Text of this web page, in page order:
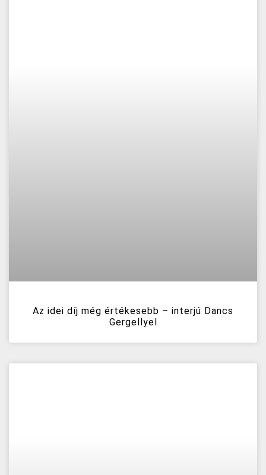
Az idei díj még értékesebb – interjú Dancs
Gergellyel